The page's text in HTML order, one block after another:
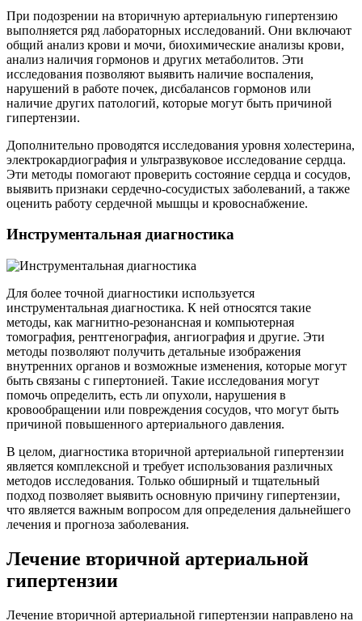
При подозрении на вторичную артериальную гипертензию
выполняется ряд лабораторных исследований. Они включают
общий анализ крови и мочи, биохимические анализы крови,
анализ наличия гормонов и других метаболитов. Эти
исследования позволяют выявить наличие воспаления,
нарушений в работе почек, дисбалансов гормонов или
наличие других патологий, которые могут быть причиной
гипертензии.
Дополнительно проводятся исследования уровня холестерина,
электрокардиография и ультразвуковое исследование сердца.
Эти методы помогают проверить состояние сердца и сосудов,
выявить признаки сердечно-сосудистых заболеваний, а также
оценить работу сердечной мышцы и кровоснабжение.
Инструментальная диагностика
Для более точной диагностики используется
инструментальная диагностика. К ней относятся такие
методы, как магнитно-резонансная и компьютерная
томография, рентгенография, ангиография и другие. Эти
методы позволяют получить детальные изображения
внутренних органов и возможные изменения, которые могут
быть связаны с гипертонией. Такие исследования могут
помочь определить, есть ли опухоли, нарушения в
кровообращении или повреждения сосудов, что могут быть
причиной повышенного артериального давления.
В целом, диагностика вторичной артериальной гипертензии
является комплексной и требует использования различных
методов исследования. Только обширный и тщательный
подход позволяет выявить основную причину гипертензии,
что является важным вопросом для определения дальнейшего
лечения и прогноза заболевания.
Лечение вторичной артериальной
гипертензии
Лечение вторичной артериальной гипертензии направлено на